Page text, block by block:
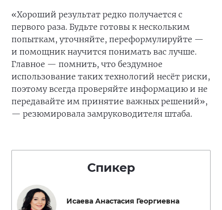
«Хороший результат редко получается с
первого раза. Будьте готовы к нескольким
попыткам, уточняйте, переформулируйте —
и помощник научится понимать вас лучше.
Главное — помнить, что бездумное
использование таких технологий несёт риски,
поэтому всегда проверяйте информацию и не
передавайте им принятие важных решений»,
— резюмировала замруководителя штаба.
Спикер
Исаева Анастасия Георгиевна